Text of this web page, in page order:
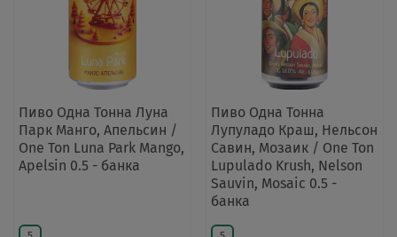
Пиво Одна Тонна Луна
Парк Манго, Апельсин /
One Ton Luna Park Mango,
Apelsin 0.5 - банка
Пиво Одна Тонна
Лупуладо Краш, Нельсон
Савин, Мозаик / One Ton
Lupulado Krush, Nelson
Sauvin, Mosaic 0.5 -
банка